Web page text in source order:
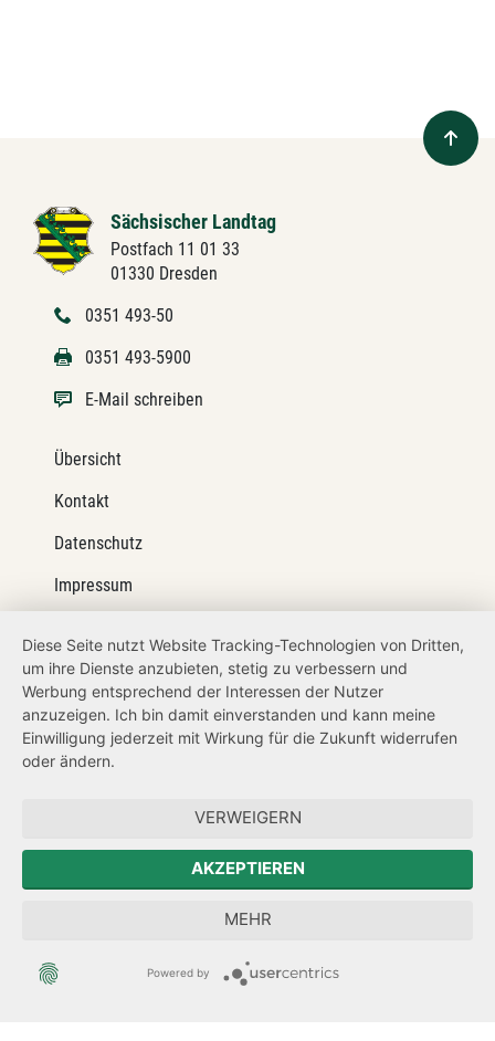
Sächsischer Landtag
Postfach 11 01 33
01330 Dresden
0351 493-50
0351 493-5900
E-Mail schreiben
Übersicht
Kontakt
Datenschutz
Impressum
Netiquette
Transparenzanspruch
Hinweisgeberschutz
Forum Mitteleuropa
Der Sächsische Integrationsbeauftragte
Sächsische Landesbeauftragte zur Aufarbeitung der SED-
Diese Seite nutzt Website Tracking-Technologien von Dritten,
um ihre Dienste anzubieten, stetig zu verbessern und
Werbung entsprechend der Interessen der Nutzer
anzuzeigen. Ich bin damit einverstanden und kann meine
Einwilligung jederzeit mit Wirkung für die Zukunft widerrufen
oder ändern.
VERWEIGERN
AKZEPTIEREN
MEHR
Powered by